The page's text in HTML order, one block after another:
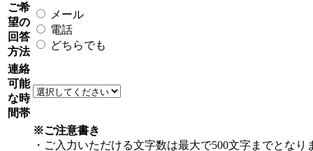
ご希
望の
回答
方法
メール
電話
どちらでも
連絡
可能
な時
間帯
※ご注意書き
・ご入力いただける文字数は最大で500文字までとなり